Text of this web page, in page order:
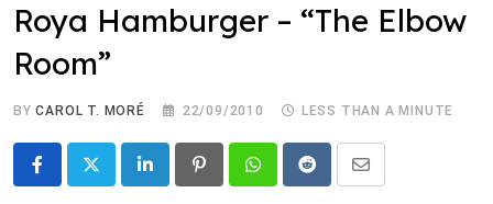
Roya Hamburger – “The Elbow
Room”
BYCAROL T. MORÉ 22/09/2010 LESS THAN A MINUTE
LinkedIn PinterestWhatsappRedditShare